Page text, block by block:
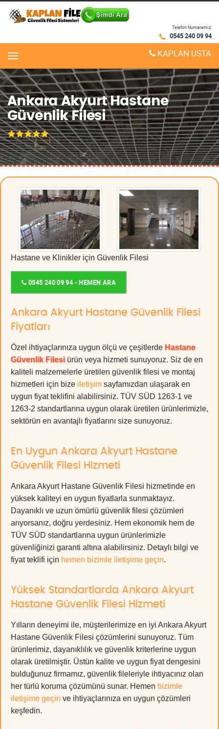
Telefon Numaramız:
0545 240 09 94
Menu KAPLAN USTA
Ankara Akyurt Hastane
Güvenlik Filesi
Hastane ve Klinikler için Güvenlik Filesi
0545 240 09 94 - HEMEN ARA
Ankara Akyurt Hastane Güvenlik Filesi
Fiyatları
Özel ihtiyaçlarınıza uygun ölçü ve çeşitlerde Hastane
Güvenlik Filesi ürün veya hizmeti sunuyoruz. Siz de en
kaliteli malzemelerle üretilen güvenlik filesi ve montaj
hizmetleri için bize iletişim sayfamızdan ulaşarak en
uygun fiyat teklifini alabilirsiniz. TÜV SÜD 1263-1 ve
1263-2 standartlarına uygun olarak üretilen ürünlerimizle,
sektörün en avantajlı fiyatlarını size sunuyoruz.
En Uygun Ankara Akyurt Hastane
Güvenlik Filesi Hizmeti
Ankara Akyurt Hastane Güvenlik Filesi hizmetinde en
yüksek kaliteyi en uygun fiyatlarla sunmaktayız.
Dayanıklı ve uzun ömürlü güvenlik filesi çözümleri
arıyorsanız, doğru yerdesiniz. Hem ekonomik hem de
TÜV SÜD standartlarına uygun ürünlerimizle
güvenliğinizi garanti altına alabilirsiniz. Detaylı bilgi ve
fiyat teklifi için hemen bizimle iletişime geçin.
Yüksek Standartlarda Ankara Akyurt
Hastane Güvenlik Filesi Hizmeti
Yılların deneyimi ile, müşterilerimize en iyi Ankara Akyurt
Hastane Güvenlik Filesi çözümlerini sunuyoruz. Tüm
ürünlerimiz, dayanıklılık ve güvenlik kriterlerine uygun
olarak üretilmiştir. Üstün kalite ve uygun fiyat dengesini
bulduğunuz firmamız, güvenlik fileleriyle ihtiyacınız olan
her türlü koruma çözümünü sunar. Hemen bizimle
iletişime geçin ve ihtiyaçlarınıza en uygun çözümleri
keşfedin.